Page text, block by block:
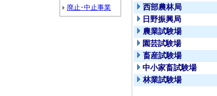
廃止･中止事業
西部農林局
日野振興局
農業試験場
園芸試験場
畜産試験場
中小家畜試験場
林業試験場